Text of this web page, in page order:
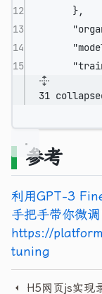
12
},
13
14
15
31
参考
利用GPT-3
手把手带你微
https://
tuning